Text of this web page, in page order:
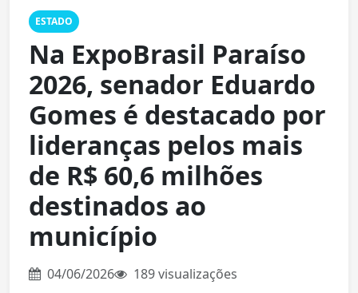
ESTADO
Na ExpoBrasil Paraíso
2026, senador Eduardo
Gomes é destacado por
lideranças pelos mais
de R$ 60,6 milhões
destinados ao
município
04/06/2026 189 visualizações